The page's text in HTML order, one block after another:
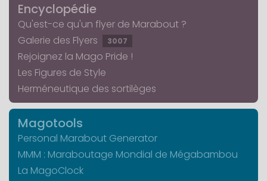
Encyclopédie
Qu'est-ce qu'un flyer de Marabout ?
Galerie des Flyers
3007
Rejoignez la Mago Pride !
Les Figures de Style
Herméneutique des sortilèges
Magotools
Personal Marabout Generator
MMM : Maraboutage Mondial de Mégabambou
La MagoClock